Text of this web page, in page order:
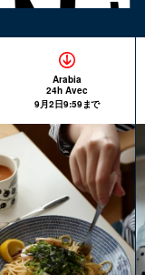
Arabia
24h Avec
9月2日9:59まで